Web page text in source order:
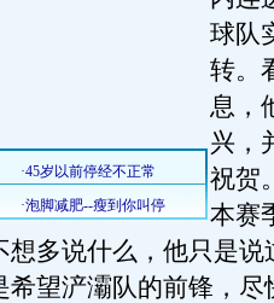
球队
转。
息，
兴，
祝贺
本赛
想多说什么，他只是说
希望浐灞队的前锋，尽